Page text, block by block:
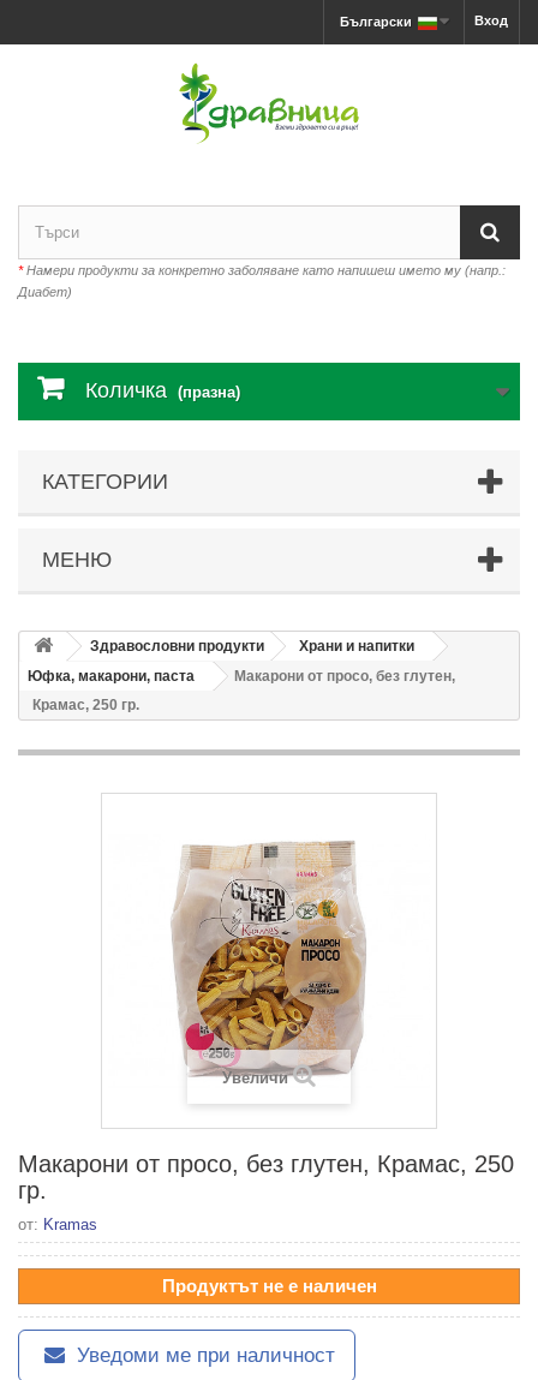
Вход
Български
*Намери продукти за конкретно заболяване като напишеш името му (напр.:
Диабет)
Количка (празна)
КАТЕГОРИИ
МЕНЮ
Здравословни продукти
Храни и напитки
Юфка, макарони, паста
Макарони от просо, без глутен,
Крамас, 250 гр.
Увеличи
Макарони от просо, без глутен, Крамас, 250
гр.
от: Kramas
Продуктът не е наличен
Уведоми ме при наличност